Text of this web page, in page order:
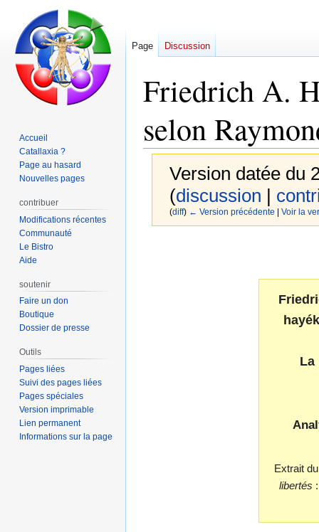
Friedrich A.
selon
Version datée du
(discussion |
(diff) ← Version précédente Voir la
La
Extrait
libertés
Page Discussion
Accueil
Catallaxia ?
Page au hasard
Nouvelles pages
contribuer
Modifications récentes
Communauté
Le Bistro
Aide
soutenir
Faire un don
Boutique
Dossier de presse
Outils
Pages liées
Suivi des pages liées
Pages spéciales
Version imprimable
Lien permanent
Informations sur la page